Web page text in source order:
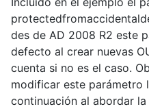
des de AD 2008 R2 este
defecto al crear nuevas
cuenta si no es el caso.
modificar este parámetro
continuación al abordar